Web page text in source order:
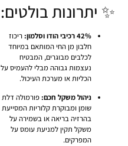
✨ יתרונות בולטים:
42% רכיבי הודו וסלמון:
ריכוז
חלבון מן החי המותאם במיוחד
לכלבים מבוגרים, המבטיח
נעצמות גבוהה מבלי להעמיס על
הכליות או מערכת העיכול.
ניהול משקל חכם:פורמולה דלת
שומן ומבוקרת קלוריות המסייעת
בהרזיה בריאה או בשמירה על
משקל תקין למניעת עומס על
המפרקים.